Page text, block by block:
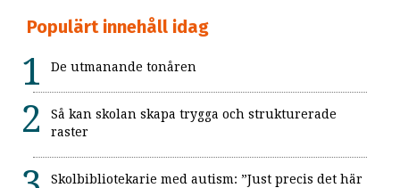
Populärt innehåll idag
De utmanande tonåren
Så kan skolan skapa trygga och strukturerade
raster
Skolbibliotekarie med autism: ”Just precis det här